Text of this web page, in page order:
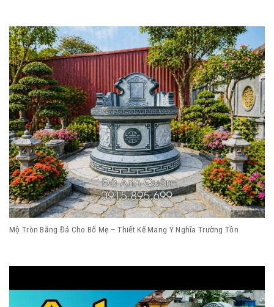
Mộ Tròn Bằng Đá Cho Bố Mẹ – Thiết Kế Mang Ý Nghĩa Trường Tồn